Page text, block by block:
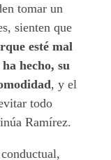
tomar un
sienten que
esté mal
hecho, su
, y el
todo
Ramírez.